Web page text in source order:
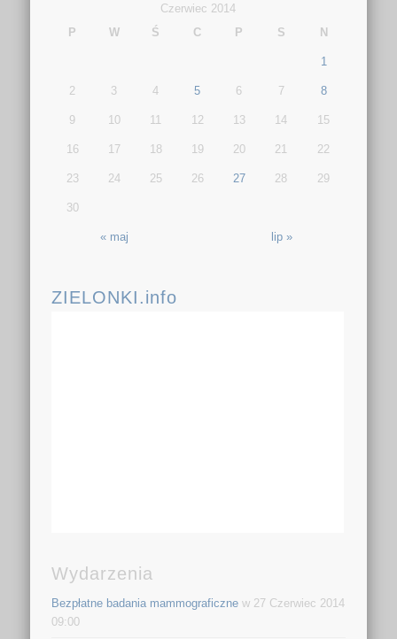
Czerwiec 2014
P
W Ś C P S N
« maj lip »
1
2 3 4 5 6 7 8
9 10 11 12 13 14 15
16 17 18 19 20 21 22
23 24 25 26 27 28 29
30
ZIELONKI.info
Wydarzenia
Bezpłatne badania mammograficzne w 27 Czerwiec 2014
09:00